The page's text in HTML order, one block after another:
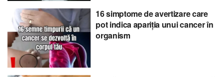
16 simptome de avertizare care
pot indica apariția unui cancer în
organism